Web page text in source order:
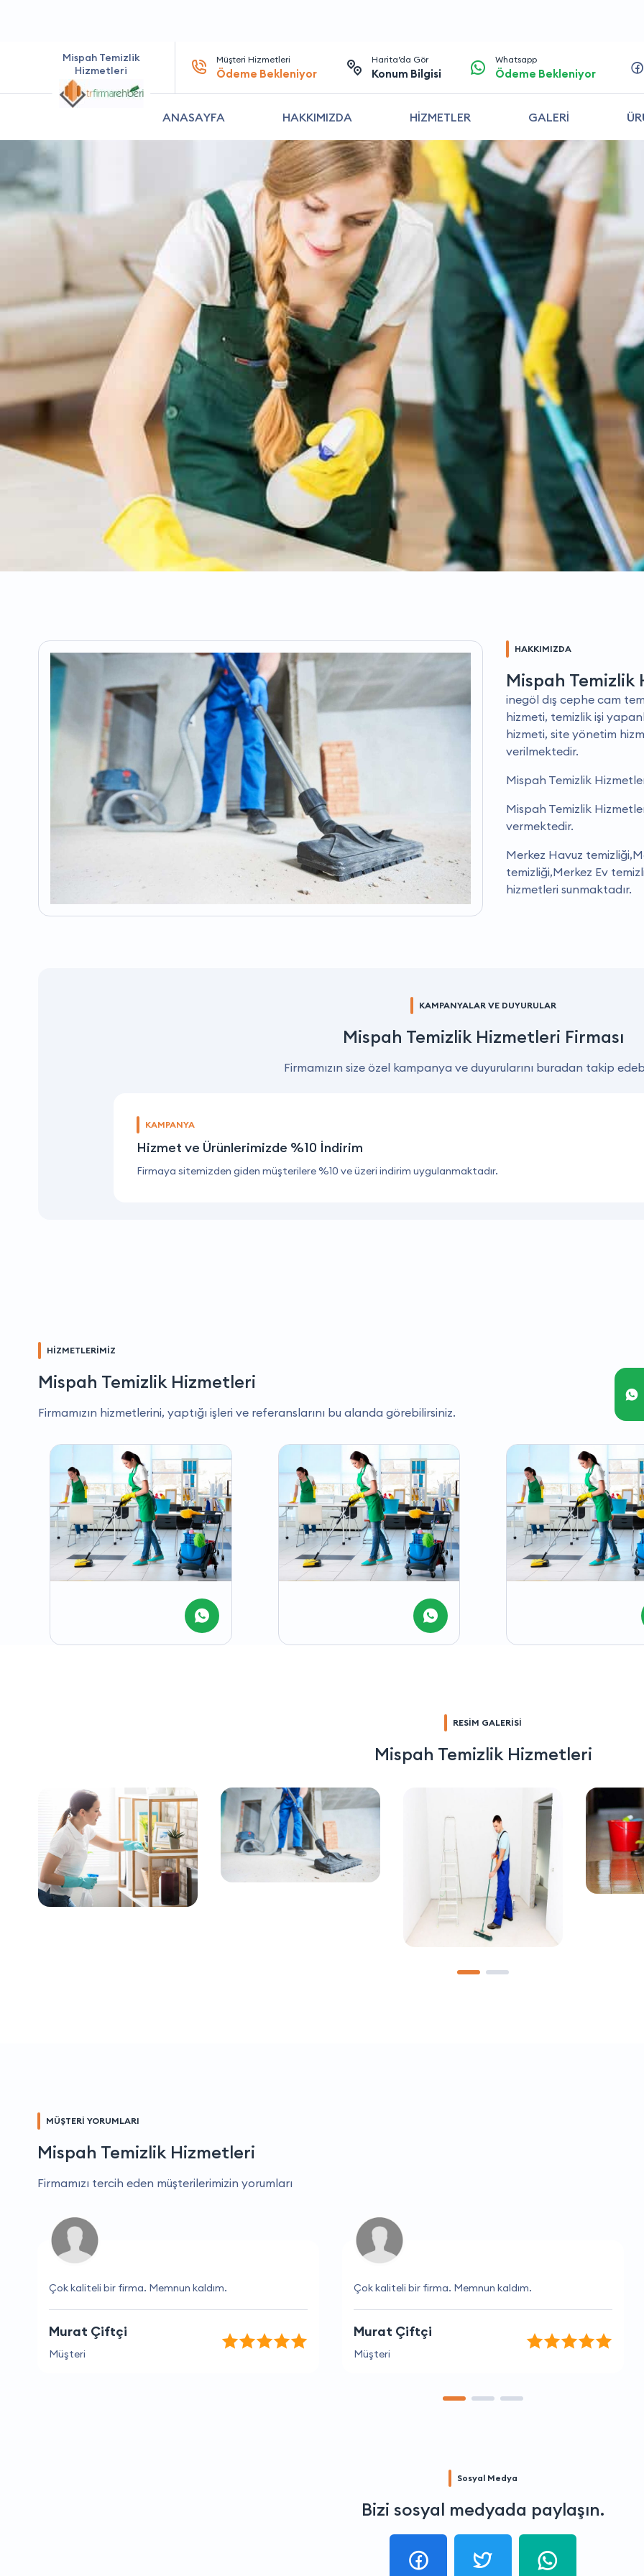
Mispah Temizlik
Hizmetleri
Müşteri Hizmetleri
Ödeme Bekleniyor
Harita’da Gör
Konum Bilgisi
Whatsapp
Ödeme Bekleniyor
ANASAYFA HAKKIMIZDA HİZMETLER GALERİ
HAKKIMIZDA
Mispah Temizlik
i̇negöl dış cephe cam
hizmeti, temizlik işi
hizmeti, site yönetim
verilmektedir.
Mispah Temizlik
Mispah Temizlik
vermektedir.
Merkez Havuz
temizliği,Merkez Ev
hizmetleri sunmaktadır.
KAMPANYALAR VE DUYURULAR
Mispah Temizlik Hizmetleri Firması
Firmamızın size özel kampanya ve duyurularını buradan takip
KAMPANYA
Hizmet ve Ürünlerimizde %10 İndirim
Firmaya sitemizden giden müşterilere %10 ve üzeri indirim uygulanmaktadır.
HİZMETLERİMİZ
Mispah Temizlik Hizmetleri
Firmamızın hizmetlerini, yaptığı işleri ve referanslarını bu alanda görebilirsiniz.
RESİM GALERİSİ
Mispah Temizlik Hizmetleri
MÜŞTERİ YORUMLARI
Mispah Temizlik Hizmetleri
Firmamızı tercih eden müşterilerimizin yorumları
Çok kaliteli bir firma. Memnun kaldım.
Murat Çiftçi
Müşteri
Çok kaliteli bir firma. Memnun kaldım.
Murat Çiftçi
Müşteri
Sosyal Medya
Bizi sosyal medyada paylaşın.